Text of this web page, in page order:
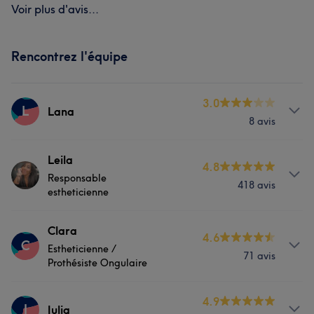
Voir plus d'avis...
Rencontrez l'équipe
L Lana
3.0
8 avis
Prestations
Corps Visage
Leila
Responsable
estheticienne
4.8
418 avis
Prestations
Corps Visage
C
Clara
Estheticienne /
Prothésiste Ongulaire
4.6
71 avis
Prestations
J Julia
4.9